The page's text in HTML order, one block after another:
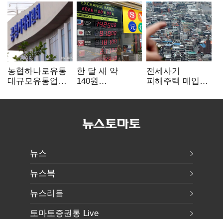
농협하나로유통
대규모유통업법
공정위, 과징금
한 달 새 약
140원
엔저'에 원화
전세사기
피해주택 매입
누적 피해자
뉴스
뉴스북
뉴스리듬
토마토증권통 Live